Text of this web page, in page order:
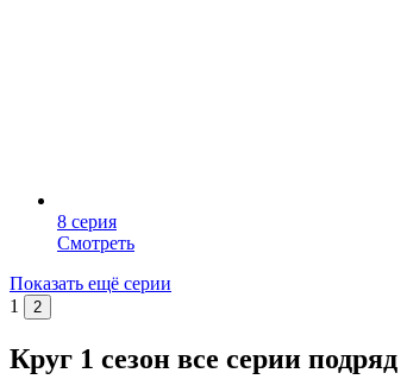
8 серия
Смотреть
Показать ещё серии
1
2
Круг 1 сезон все серии подряд